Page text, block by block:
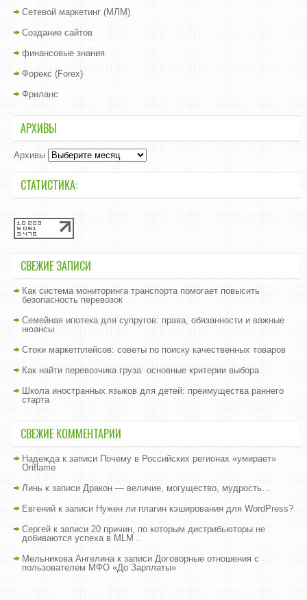
Сетевой маркетинг (МЛМ)
Создание сайтов
финансовые знания
Форекс (Forex)
Фриланс
АРХИВЫ
Архивы
СТАТИСТИКА:
СВЕЖИЕ ЗАПИСИ
Как система мониторинга транспорта помогает повысить
безопасность перевозок
Семейная ипотека для супругов: права, обязанности и важные
нюансы
Стоки маркетплейсов: советы по поиску качественных товаров
Как найти перевозчика груза: основные критерии выбора
Школа иностранных языков для детей: преимущества раннего
старта
СВЕЖИЕ КОММЕНТАРИИ
Надеждак записи Почему в Российских регионах «умирает»
Oriflame
Линь к записи Дракон — величие, могущество, мудрость…
Евгений к записи Нужен ли плагин кэширования для WordPress?
Сергей к записи 20 причин, по которым дистрибьюторы не
добиваются успеха в MLM .
Мельникова Ангелинак записи Договорные отношения с
пользователем МФО «До Зарплаты»